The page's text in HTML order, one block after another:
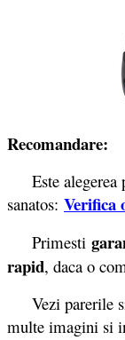
Recomandare:
Este alegerea
sanatos: Verifica
Primesti
rapid, daca o
Vezi parerile
multe imagini si